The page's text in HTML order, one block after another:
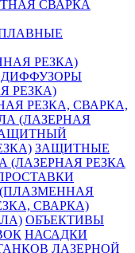
СВАРКА
РЕЗКА)
ДИФФУЗОРЫ
РЕЗКА)
РЕЗКА, СВАРКА,
(ЛАЗЕРНАЯ
ЗАЩИТНЫЕ
(ЛАЗЕРНАЯ РЕЗКА
СВАРКА)
ОБЪЕКТИВЫ
НАСАДКИ
ЛАЗЕРНОЙ